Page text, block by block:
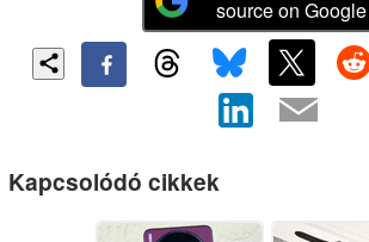
source on Google
Kapcsolódó cikkek